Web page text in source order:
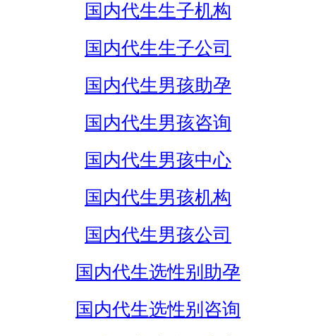
国内代生生子机构
国内代生生子公司
国内代生男孩助孕
国内代生男孩咨询
国内代生男孩中心
国内代生男孩机构
国内代生男孩公司
国内代生选性别助孕
国内代生选性别咨询